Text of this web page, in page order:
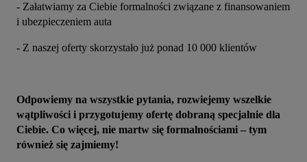
- Załatwiamy za Ciebie formalności związane z finansowaniem
i ubezpieczeniem auta
- Z naszej oferty skorzystało już ponad 10 000 klientów
Odpowiemy na wszystkie pytania, rozwiejemy wszelkie
wątpliwości i przygotujemy ofertę dobraną specjalnie dla
Ciebie. Co więcej, nie martw się formalnościami – tym
również się zajmiemy!